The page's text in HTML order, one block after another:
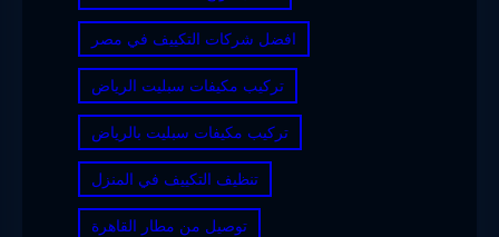
افضل شركات التكييف في مصر
تركيب مكيفات سبليت الرياض
تركيب مكيفات سبليت بالرياض
تنظيف التكييف في المنزل
توصيل من مطار القاهرة